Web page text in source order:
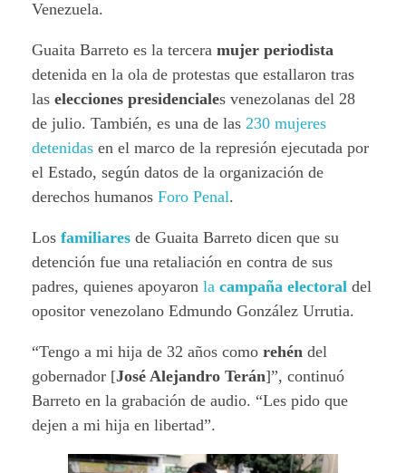
Venezuela.
Guaita Barreto es la tercera mujer periodista
detenida en la ola de protestas que estallaron tras
las elecciones presidenciales venezolanas del 28
de julio. También, es una de las 230 mujeres
detenidas en el marco de la represión ejecutada por
el Estado, según datos de la organización de
derechos humanos Foro Penal.
Los familiares de Guaita Barreto dicen que su
detención fue una retaliación en contra de sus
padres, quienes apoyaron la campaña electoral del
opositor venezolano Edmundo González Urrutia.
“Tengo a mi hija de 32 años como rehén del
gobernador [José Alejandro Terán]”, continuó
Barreto en la grabación de audio. “Les pido que
dejen a mi hija en libertad”.